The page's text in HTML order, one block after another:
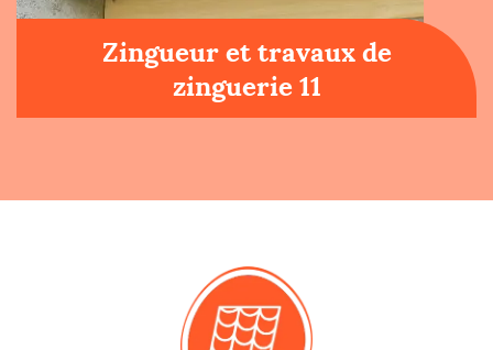
Zingueur et travaux de
zinguerie 11